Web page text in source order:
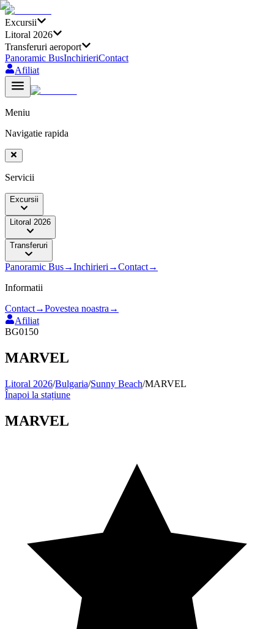
Excursii
Litoral 2026
Transferuri aeroport
Panoramic BusInchirieriContact
Afiliat
Meniu
Navigatie rapida
Servicii
Excursii
Litoral 2026
Transferuri
Panoramic Bus→Inchirieri →Contact→
Informatii
Contact→Povestea noastra →
Afiliat
BG0150
MARVEL
Litoral 2026/Bulgaria/Sunny Beach/MARVEL
Înapoi la stațiune
MARVEL